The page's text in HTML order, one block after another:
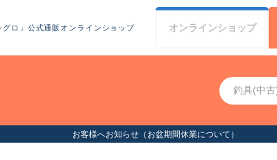
ロ」公式通販オンラインショップ オンラインショップ
お客様へお知らせ（お盆期間休業について）